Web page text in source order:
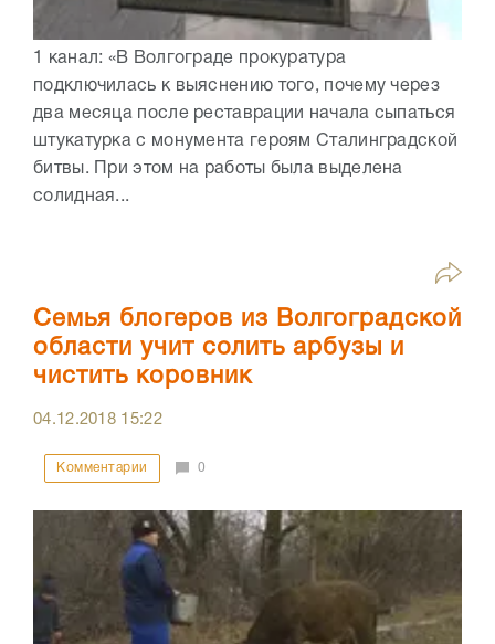
1 канал: «В Волгограде прокуратура
подключилась к выяснению того, почему через
два месяца после реставрации начала сыпаться
штукатурка с монумента героям Сталинградской
битвы. При этом на работы была выделена
солидная...
Семья блогеров из Волгоградской
области учит солить арбузы и
чистить коровник
04.12.2018 15:22
Комментарии 0